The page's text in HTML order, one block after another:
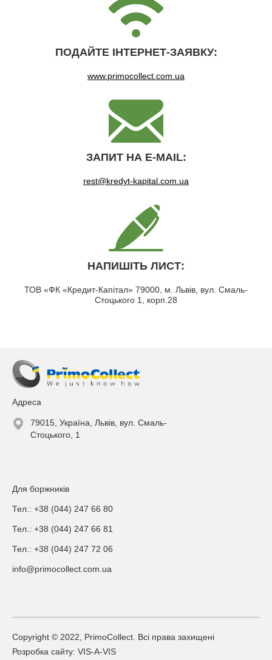
ПОДАЙТЕ ІНТЕРНЕТ-ЗАЯВКУ:
www.primocollect.com.ua
ЗАПИТ НА Е-MAIL:
rest@kredyt-kapital.com.ua
НАПИШІТЬ ЛИСТ:
ТОВ «ФК «Кредит-Капітал» 79000, м. Львів, вул. Смаль-
Стоцького 1, корп.28
Адреса
79015, Україна, Львів, вул. Смаль-
Стоцького, 1
Для боржників
Тел.: +38 (044) 247 66 80
Тел.: +38 (044) 247 66 81
Тел.: +38 (044) 247 72 06
info@primocollect.com.ua
Copyright © 2022, PrimoCollect. Всі права захищені
Розробка сайту: VIS-A-VIS